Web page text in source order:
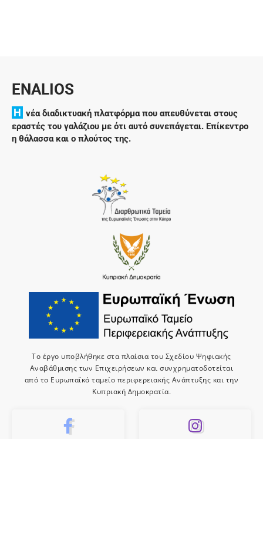
ENALIOS
H νέα διαδικτυακή πλατφόρμα που απευθύνεται στους
εραστές του γαλάζιου με ότι αυτό συνεπάγεται. Επίκεντρο
η θάλασσα και ο πλούτος της.
Το έργο υποβλήθηκε στα πλαίσια του Σχεδίου Ψηφιακής
Αναβάθμισης των Επιχειρήσεων και συνχρηματοδοτείται
από το Ευρωπαϊκό ταμείο περιφερειακής Ανάπτυξης και την
Κυπριακή Δημοκρατία.